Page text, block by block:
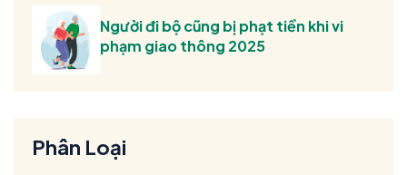
Người đi bộ cũng bị phạt tiền khi vi
phạm giao thông 2025
Phân Loại